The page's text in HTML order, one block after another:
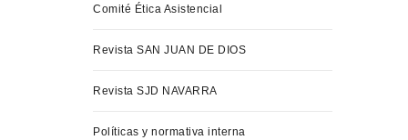
Comité Ética Asistencial
Revista SAN JUAN DE DIOS
Revista SJD NAVARRA
Políticas y normativa interna